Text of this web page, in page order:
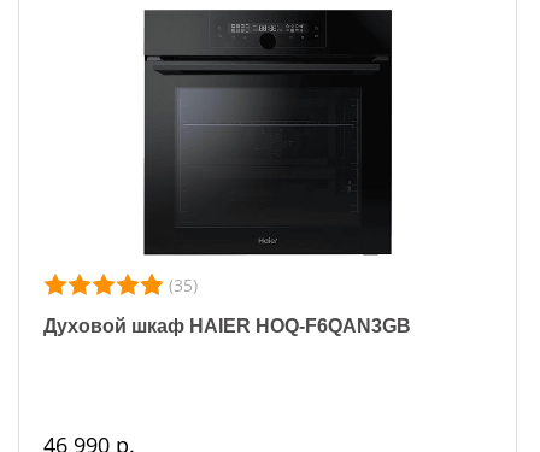
(35)
Духовой шкаф HAIER HOQ-F6QAN3GB
46 990 р.